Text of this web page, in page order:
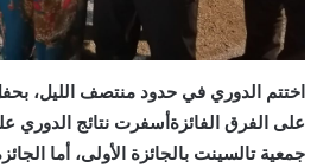
اختتم الدوري في حدود منتصف الليل، بحفل
على الفرق الفائزةأسفرت نتائج الدوري
جمعية تالسينت بالجائزة الأولى، أما